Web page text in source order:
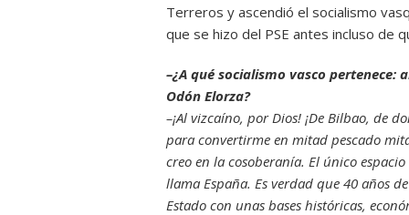
Terreros y ascendió el socialismo
que se hizo del PSE antes incluso de
–¿A qué socialismo vasco pertenece:
Odón Elorza?
–¡Al vizcaíno, por Dios! ¡De Bilbao, de
para convertirme en mitad pescado
creo en la cosoberanía. El único
llama España. Es verdad que 40 años
Estado con unas bases históricas,